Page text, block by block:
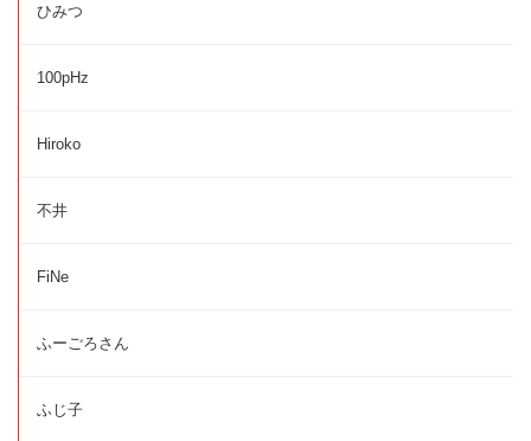
ひみつ
100pHz
Hiroko
不井
FiNe
ふーごろさん
ふじ子